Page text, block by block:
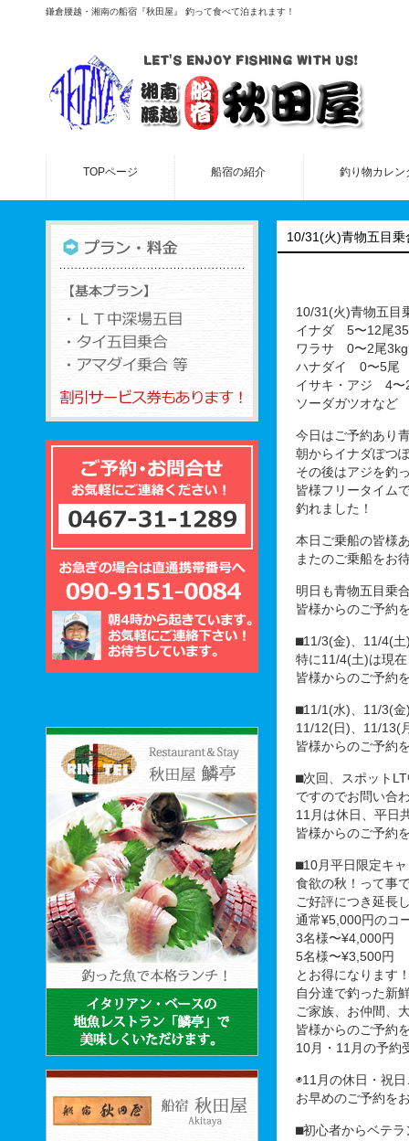
鎌倉腰越・湘南の船宿『秋田屋』 釣って食べて泊まれます！
TOPページ 船宿の紹介 釣り物カレン
10/31(火)青物五目乗
10/31(火)青物五目
イナダ 5〜12尾
ワラサ 0〜2尾
ハナダイ 0〜5尾
イサキ・アジ 4〜
ソーダガツオなど
今日はご予約あり
朝からイナダぽつ
その後はアジを釣
皆様フリータイム
釣れました！
本日ご乗船の皆様
またのご乗船をお
明日も青物五目乗
皆様からのご予約
⬛︎11/3(金)、11/4(
特に11/4(土)は現
皆様からのご予約
⬛︎11/1(水)、11/3(
11/12(日)、11/13(
皆様からのご予約
⬛︎次回、スポット
ですのでお問い合
11月は休日、平日
皆様からのご予約
⬛︎10月平日限定キ
食欲の秋！って事
ご好評につき延長
通常¥5,000円のコ
3名様〜¥4,000円
5名様〜¥3,500円
とお得になります
自分達で釣った新
ご家族、お仲間、
皆様からのご予約
10月・11月の予約
◉11月の休日・祝
お早めのご予約を
⬛︎初心者からベテ